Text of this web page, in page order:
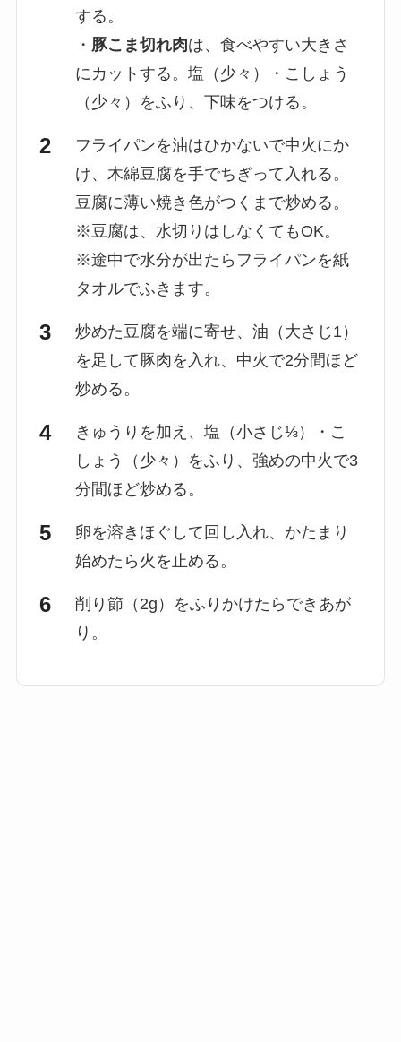
する。
・ 豚こま切れ肉は、食べやすい大きさ
にカットする。塩（少々）・こしょう
（少々）をふり、下味をつける。
フライパンを油はひかないで中火にか
け、木綿豆腐を手でちぎって入れる。
豆腐に薄い焼き色がつくまで炒める。
※豆腐は、水切りはしなくてもOK。
※途中で水分が出たらフライパンを紙
タオルでふきます。
炒めた豆腐を端に寄せ、油（大さじ1）
を足して豚肉を入れ、中火で2分間ほど
炒める。
きゅうりを加え、塩（小さじ⅓）・こ
しょう（少々）をふり、強めの中火で3
分間ほど炒める。
卵を溶きほぐして回し入れ、かたまり
始めたら火を止める。
削り節（2g）をふりかけたらできあが
り。